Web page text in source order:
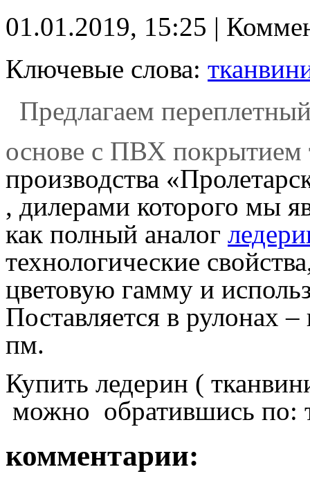
01.01.2019, 15:25 |
Ключевые слова:
Предлагаем
основе с ПВХ покрытием
производства
, дилерами которого мы
как полный аналог
технологические
цветовую гамму и
Поставляется в рулонах
пм.
Купить ледерин (
можно обратившись по:
комментарии: